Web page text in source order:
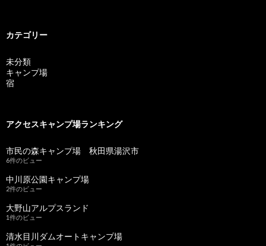
カテゴリー
未分類
キャンプ場
宿
アクセスキャンプ場ランキング
市民の森キャンプ場 秋田県湯沢市
6件のビュー
中川原公園キャンプ場
2件のビュー
大野山アルプスランド
1件のビュー
清水目川ダムオートキャンプ場